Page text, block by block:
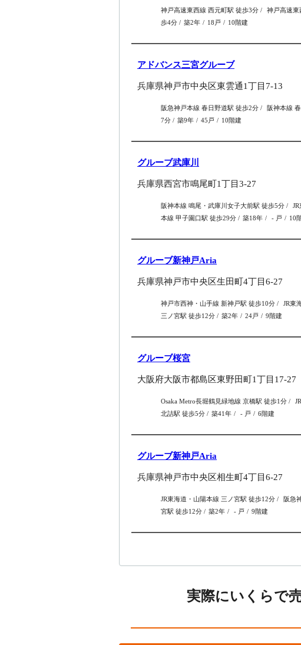
神戸高速東西線 西元町駅 徒歩3分
神戸高速東
歩4分
築2年 18戸 10階建
アドバンス三宮グルーブ
兵庫県神戸市中央区東雲通1丁目7-13
阪急神戸本線 春日野道駅 徒歩2分
阪神本線
7分
築9年 45戸 10階建
グルーブ武庫川
兵庫県西宮市鳴尾町1丁目3-27
阪神本線 鳴尾・武庫川女子大前駅 徒歩5分
本線 甲子園口駅 徒歩29分
築18年 - 戸 10
グルーブ新神戸Aria
兵庫県神戸市中央区生田町4丁目6-27
神戸市西神・山手線 新神戸駅 徒歩10分
JR東
三ノ宮駅 徒歩12分
築2年 24戸 9階建
グルーブ桜宮
大阪府大阪市都島区東野田町1丁目17-27
Osaka Metro長堀鶴見緑地線 京橋駅 徒歩1分
北詰駅 徒歩5分
築41年 - 戸 6階建
グルーブ新神戸Aria
兵庫県神戸市中央区相生町4丁目6-27
JR東海道・山陽本線 三ノ宮駅 徒歩12分
阪急
宮駅 徒歩12分
築2年 - 戸 9階建
実際にいくらで